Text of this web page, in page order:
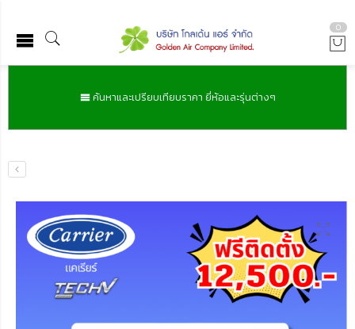
0
ค้นหาและเปรียบเทียบราคา ยี่ห้อและรุ่นต่างๆ